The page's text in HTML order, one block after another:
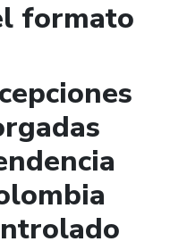
formato